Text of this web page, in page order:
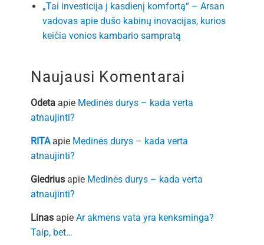
„Tai investicija į kasdienį komfortą“ – Arsan
vadovas apie dušo kabinų inovacijas, kurios
keičia vonios kambario sampratą
Naujausi Komentarai
Odetaapie Medinės durys – kada verta
atnaujinti?
RITAapie Medinės durys – kada verta
atnaujinti?
Giedriusapie Medinės durys – kada verta
atnaujinti?
Linasapie Ar akmens vata yra kenksminga?
Taip, bet…